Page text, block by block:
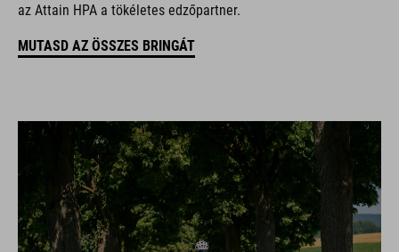
az Attain HPA a tökéletes edzőpartner.
MUTASD AZ ÖSSZES BRINGÁT